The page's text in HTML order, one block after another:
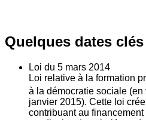
Quelques dates clés
Loi du 5 mars 2014
Loi relative à la formation
à la démocratie sociale
janvier 2015). Cette loi
contribuant au